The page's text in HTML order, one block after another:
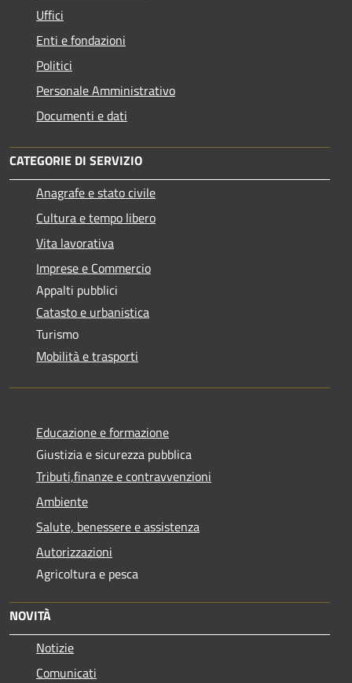
Uffici
Enti e fondazioni
Politici
Personale Amministrativo
Documenti e dati
CATEGORIE DI SERVIZIO
Anagrafe e stato civile
Cultura e tempo libero
Vita lavorativa
Imprese e Commercio
Appalti pubblici
Catasto e urbanistica
Turismo
Mobilità e trasporti
Educazione e formazione
Giustizia e sicurezza pubblica
Tributi,finanze e contravvenzioni
Ambiente
Salute, benessere e assistenza
Autorizzazioni
Agricoltura e pesca
NOVITÀ
Notizie
Comunicati